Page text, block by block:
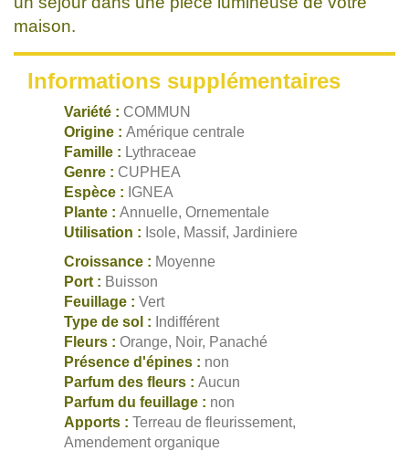
maison.
Informations supplémentaires
Variété : COMMUN
Origine : Amérique centrale
Famille : Lythraceae
Genre : CUPHEA
Espèce : IGNEA
Plante : Annuelle, Ornementale
Utilisation : Isole, Massif, Jardiniere
Croissance : Moyenne
Port : Buisson
Feuillage : Vert
Type de sol : Indifférent
Fleurs : Orange, Noir, Panaché
Présence d'épines : non
Parfum des fleurs : Aucun
Parfum du feuillage : non
Apports : Terreau de fleurissement,
Amendement organique